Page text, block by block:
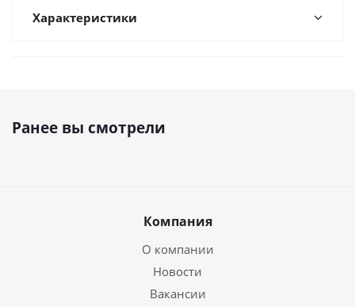
Характеристики
Ранее вы смотрели
Компания
О компании
Новости
Вакансии